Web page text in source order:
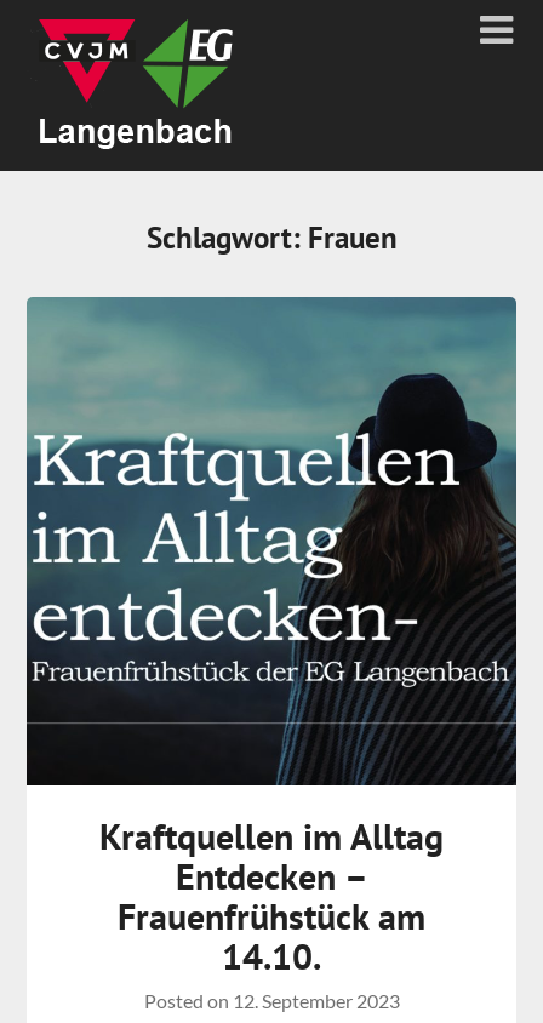
Schlagwort: Frauen
Kraftquellen im Alltag
Entdecken –
Frauenfrühstück am
14.10.
Posted on 12. September 2023